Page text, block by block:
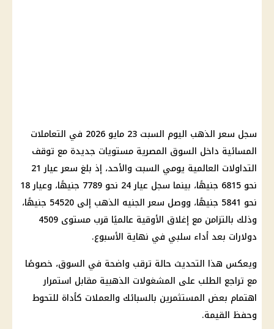
سجل سعر الذهب اليوم السبت 23 مايو 2026
في التعاملات
المسائية داخل السوق المصرية مستويات جديدة مع توقف
التداولات العالمية يومي السبت والأحد، إذ بلغ سعر عيار 21
نحو 6815 جنيهًا، بينما سجل
عيار 24
نحو 7789 جنيهًا، وعيار 18
نحو 5841 جنيهًا، ووصل
سعر الجنيه الذهب
إلى 54520 جنيهًا،
وذلك بالتزامن مع إغلاق الأوقية عالميًا قرب مستوى 4509
دولارات بعد أداء سلبي في نهاية الأسبوع.
ويعكس هذا التحديث حالة ترقب واضحة في السوق، خصوصًا
مع تراجع الطلب على المشغولات الذهبية مقابل استمرار
اهتمام بعض المستثمرين بالسبائك والعملات كأداة للتحوط
وحفظ القيمة.